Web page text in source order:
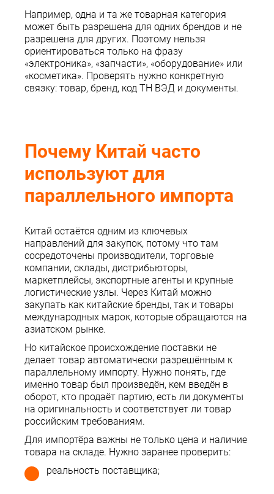
Например, одна и та же товарная категория
может быть разрешена для одних брендов и не
разрешена для других. Поэтому нельзя
ориентироваться только на фразу
«электроника», «запчасти», «оборудование» или
«косметика». Проверять нужно конкретную
связку: товар, бренд, код ТН ВЭД и документы.
Почему Китай часто
используют для
параллельного импорта
Китай остаётся одним из ключевых
направлений для закупок, потому что там
сосредоточены производители, торговые
компании, склады, дистрибьюторы,
маркетплейсы, экспортные агенты и крупные
логистические узлы. Через Китай можно
закупать как китайские бренды, так и товары
международных марок, которые обращаются на
азиатском рынке.
Но китайское происхождение поставки не
делает товар автоматически разрешённым к
параллельному импорту. Нужно понять, где
именно товар был произведён, кем введён в
оборот, кто продаёт партию, есть ли документы
на оригинальность и соответствует ли товар
российским требованиям.
Для импортёра важны не только цена и наличие
товара на складе. Нужно заранее проверить:
реальность поставщика;